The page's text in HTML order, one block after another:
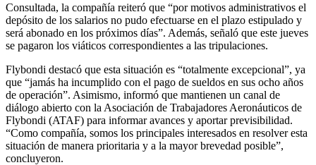
Consultada, la compañía reiteró que “por motivos administrativos el
depósito de los salarios no pudo efectuarse en el plazo estipulado y
será abonado en los próximos días”. Además, señaló que este jueves
se pagaron los viáticos correspondientes a las tripulaciones.
Flybondi destacó que esta situación es “totalmente excepcional”, ya
que “jamás ha incumplido con el pago de sueldos en sus ocho años
de operación”. Asimismo, informó que mantienen un canal de
diálogo abierto con la Asociación de Trabajadores Aeronáuticos de
Flybondi (ATAF) para informar avances y aportar previsibilidad.
“Como compañía, somos los principales interesados en resolver esta
situación de manera prioritaria y a la mayor brevedad posible”,
concluyeron.